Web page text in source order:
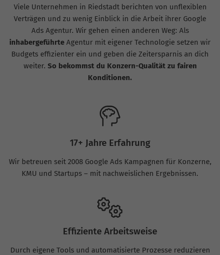
Viele Unternehmen in Riedstadt berichten von unflexiblen
Verträgen und zu wenig Einblick in die Arbeit ihrer Google
Ads Agentur. Wir gehen einen anderen Weg: Als
inhabergeführte Agentur mit eigener Technologie setzen wir
Budgets effizienter ein und geben die Zeitersparnis an dich
weiter. So bekommst du Konzern-Qualität zu fairen
Konditionen.
17+ Jahre Erfahrung
Wir betreuen seit 2008 Google Ads Kampagnen für Konzerne,
KMU und Startups – mit nachweislichen Ergebnissen.
Effiziente Arbeitsweise
Durch eigene Tools und automatisierte Prozesse reduzieren